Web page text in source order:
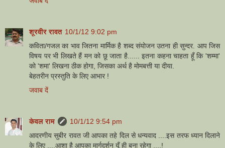
शूरवीर रावत 10/1/12 9:02 pm
कविता/गजल का भाव जितना मार्मिक है शब्द संयोजन उतना ही सुन्दर. आप जिस
विषय पर भी लिखते हैं मन को छू जाता है...... इतना कहना चाहता हूँ कि 'शम्मा'
को 'शमा' लिखना ठीक होगा, जिसका अर्थ है मोमबत्ती या दीया.
बेहतरीन प्रस्तुति के लिए आभार !
जवाब दें
केवल राम
10/1/12 9:54 pm
आदरणीय सुबीर रावत जी आपका तहे दिल से धन्यवाद ....इस तरफ ध्यान दिलाने
के लिए ....आशा है आपका मार्गदर्शन यूँ ही बना रहेगा ....!